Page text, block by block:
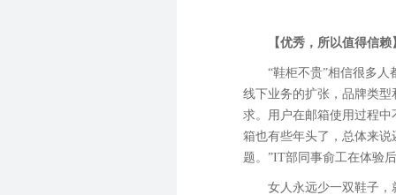
【优秀，所以值得信赖
“鞋柜不贵”相信很多
线下业务的扩张，品牌类
求。用户在邮箱使用过程
箱也有些年头了，总体来
题。”IT部同事俞工在体验
女人永远少一双鞋子